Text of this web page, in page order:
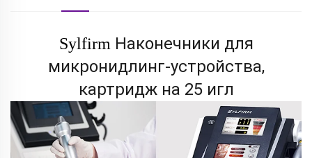
Sylfirm Наконечники для
микронидлинг-устройства,
картридж на 25 игл